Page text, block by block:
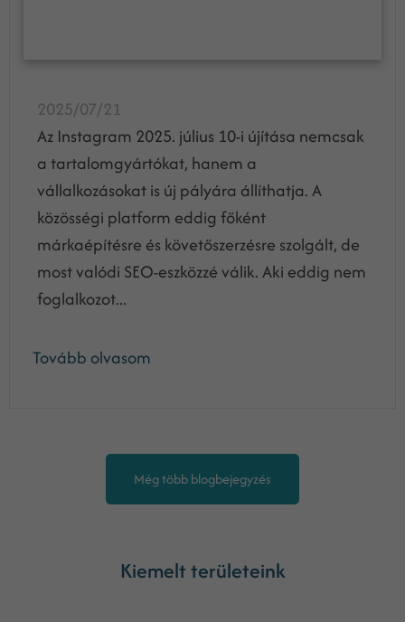
2025/07/21
Az Instagram 2025. július 10-i újítása nemcsak
a tartalomgyártókat, hanem a
vállalkozásokat is új pályára állíthatja. A
közösségi platform eddig főként
márkaépítésre és követőszerzésre szolgált, de
most valódi SEO-eszközzé válik. Aki eddig nem
foglalkozot...
Tovább olvasom
Még több blogbejegyzés
Kiemelt területeink